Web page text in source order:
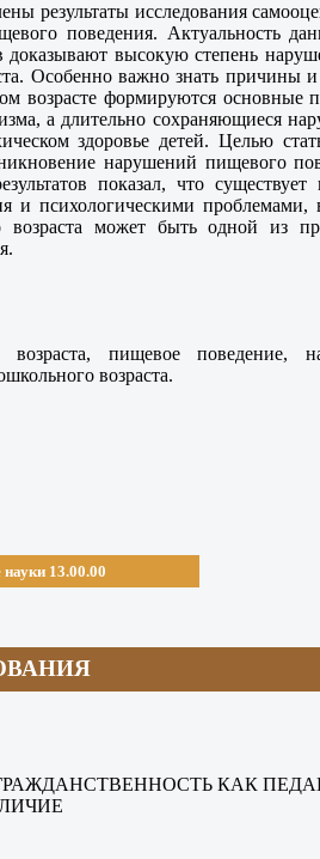
результаты исследования
поведения. Актуальность
доказывают высокую степень
Особенно важно знать причины и
возрасте формируются основные
а длительно сохраняющиеся
здоровье детей. Целью
нарушений пищевого
показал, что
и психологическими проблемами,
возраста может быть одной из
.
возраста, пищевое поведение,
возраста.
13.00.00
КАК